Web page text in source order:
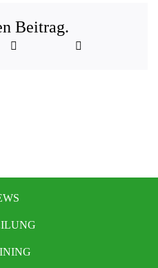
Beitrag.